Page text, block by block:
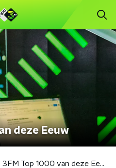
deze Eeuw
3FM Top 1000 van deze Eeuw